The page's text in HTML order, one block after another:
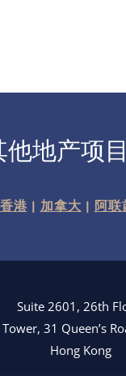
他地产项
港 | 加拿大 | 阿
Suite 2601, 26th
Tower, 31 Queen’s
Hong Kong